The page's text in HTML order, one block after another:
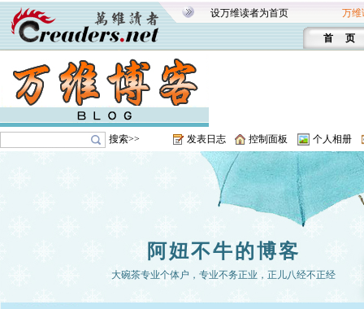
设万维读者为首页 万维
首 页
搜索>> 发表日志 控制面板 个人相册
阿妞不牛的博客
大碗茶专业个体户，专业不务正业，正儿八经不正经